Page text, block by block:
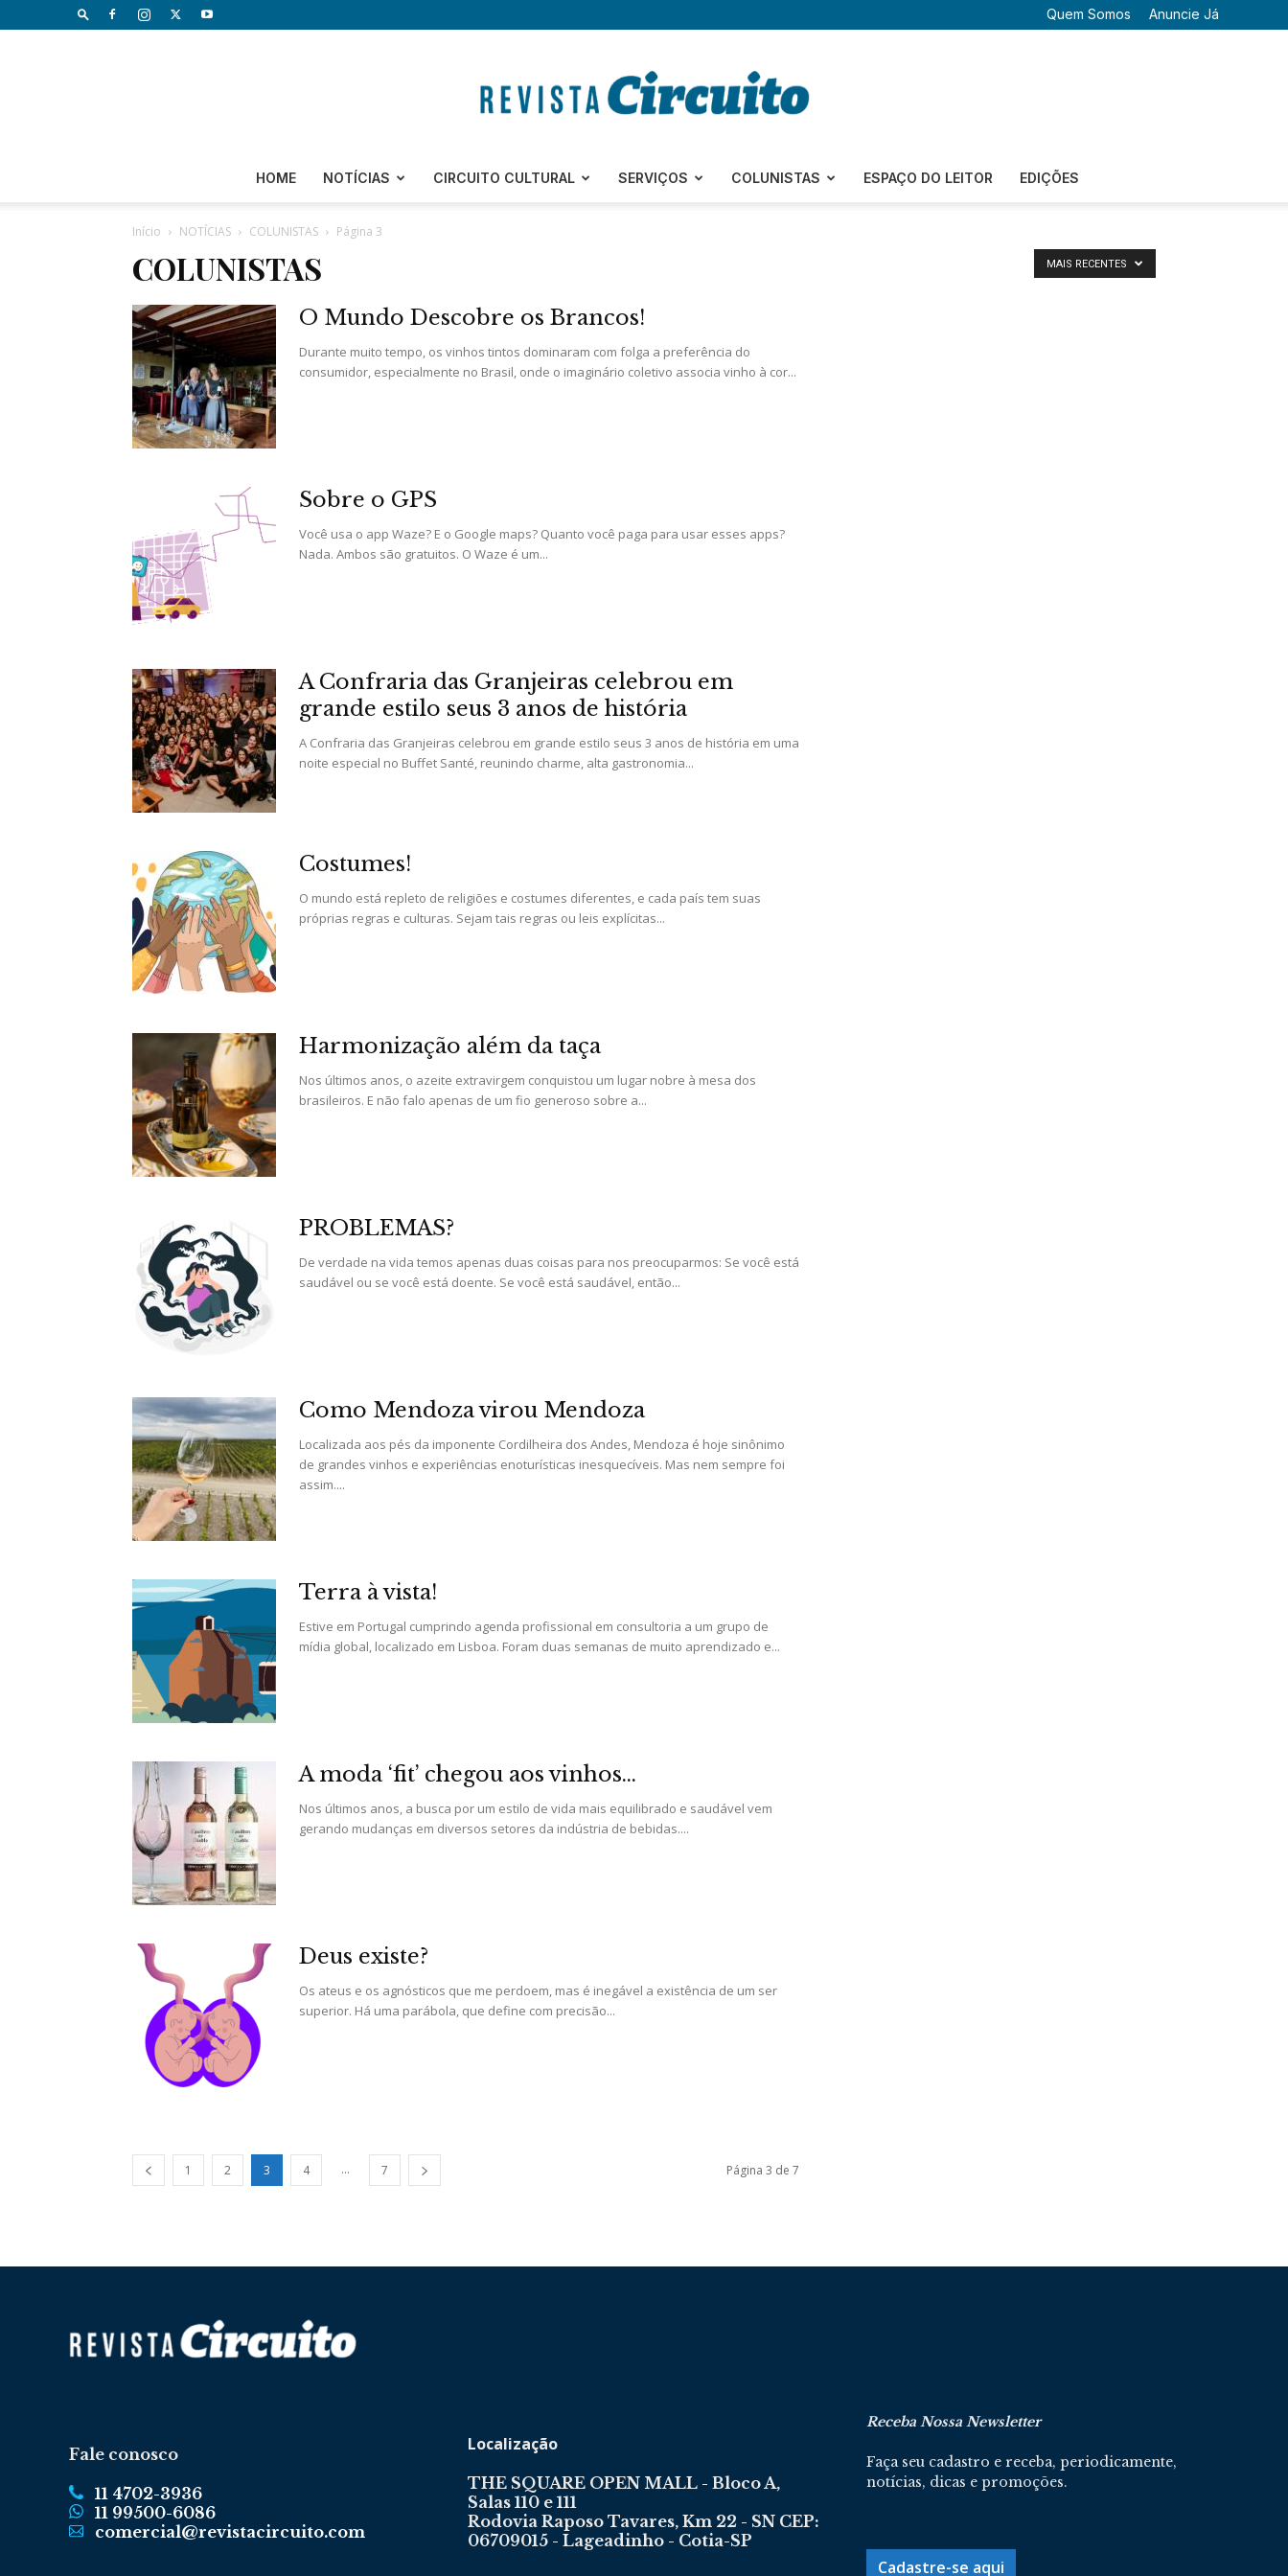
Quem Somos Anuncie Já
Revista
de
da
Região
HOME NOTÍCIAS CIRCUITO CULTURAL SERVIÇOS COLUNISTAS ESPAÇO DO LEITOR EDIÇÕES
Início NOTÍCIAS COLUNISTAS Página 3
COLUNISTAS MAIS RECENTES
O Mundo Descobre os Brancos!
Durante muito tempo, os vinhos tintos dominaram com folga a preferência do
consumidor, especialmente no Brasil, onde o imaginário coletivo associa vinho à cor...
Sobre o GPS
Você usa o app Waze? E o Google maps? Quanto você paga para usar esses apps?
Nada. Ambos são gratuitos. O Waze é um...
A Confraria das Granjeiras celebrou em
grande estilo seus 3 anos de história
A Confraria das Granjeiras celebrou em grande estilo seus 3 anos de história em uma
noite especial no Buffet Santé, reunindo charme, alta gastronomia...
Costumes!
O mundo está repleto de religiões e costumes diferentes, e cada país tem suas
próprias regras e culturas. Sejam tais regras ou leis explícitas...
Harmonização além da taça
Nos últimos anos, o azeite extravirgem conquistou um lugar nobre à mesa dos
brasileiros. E não falo apenas de um fio generoso sobre a...
PROBLEMAS?
De verdade na vida temos apenas duas coisas para nos preocuparmos: Se você está
saudável ou se você está doente. Se você está saudável, então...
Como Mendoza virou Mendoza
Localizada aos pés da imponente Cordilheira dos Andes, Mendoza é hoje sinônimo
de grandes vinhos e experiências enoturísticas inesquecíveis. Mas nem sempre foi
assim....
Terra à vista!
Estive em Portugal cumprindo agenda profissional em consultoria a um grupo de
mídia global, localizado em Lisboa. Foram duas semanas de muito aprendizado e...
A moda ‘fit’ chegou aos vinhos…
Nos últimos anos, a busca por um estilo de vida mais equilibrado e saudável vem
gerando mudanças em diversos setores da indústria de bebidas....
Deus existe?
Os ateus e os agnósticos que me perdoem, mas é inegável a existência de um ser
superior. Há uma parábola, que define com precisão...
1 2 3 4 ... 7 Página 3 de 7
Fale conosco
11 4702-3936
11 99500-6086
comercial@revistacircuito.com
Localização
THE SQUARE OPEN MALL - Bloco A,
Salas 110 e 111
Rodovia Raposo Tavares, Km 22 - SN CEP:
06709015 - Lageadinho - Cotia-SP
Receba Nossa Newsletter
Faça seu cadastro e receba, periodicamente,
notícias, dicas e promoções.
Cadastre-se aqui